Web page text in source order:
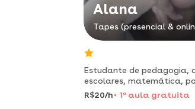
Alana
Tapes (presencial &
Estudante de pedagogia,
escolares, matemática,
história e geografia.
R$20/h 1 a aula gratuita